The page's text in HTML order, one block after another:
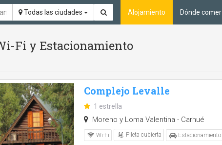
Todas las ciudades Alojamiento Dónde comer
Fi y Estacionamiento
Complejo Levalle
1 estrella
Moreno y Loma Valentina - Carhué
Wi-Fi Pileta cubierta Estacionamiento